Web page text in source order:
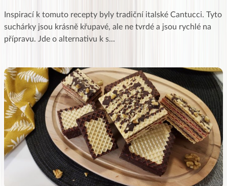
Inspirací k tomuto recepty byly tradiční italské Cantucci. Tyto
suchárky jsou krásně křupavé, ale ne tvrdé a jsou rychlé na
přípravu. Jde o alternativu k s...